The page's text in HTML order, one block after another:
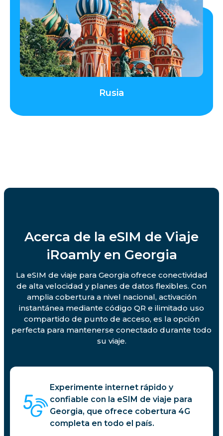
Rusia
Acerca de la eSIM de Viaje
iRoamly en Georgia
La eSIM de viaje para Georgia ofrece conectividad
de alta velocidad y planes de datos flexibles. Con
amplia cobertura a nivel nacional, activación
instantánea mediante código QR e ilimitado uso
compartido de punto de acceso, es la opción
perfecta para mantenerse conectado durante todo
su viaje.
Experimente internet rápido y
confiable con la eSIM de viaje para
Georgia, que ofrece cobertura 4G
completa en todo el país.